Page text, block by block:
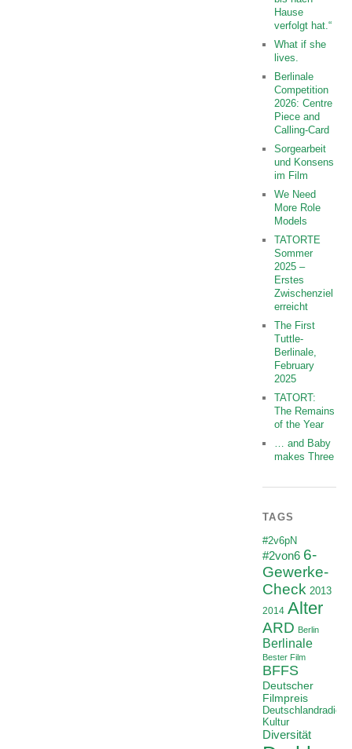
Hause
verfolgt hat.“
What if she
lives.
Berlinale
Competition
2026: Centre
Piece and
Calling-Card
Sorgearbeit
und Konsens
im Film
We Need
More Role
Models
TATORTE
Sommer
2025 –
Erstes
Zwischenziel
erreicht
The First
Tuttle-
Berlinale,
February
2025
TATORT:
The Remains
of the Year
… and Baby
makes Three
TAGS
#2v6pN
#2von6 6-
Gewerke-
Check 2013
2014 Alter
ARD Berlin
Berlinale
Bester Film
BFFS
Deutscher
Filmpreis
Deutschlandradio
Kultur
Diversität